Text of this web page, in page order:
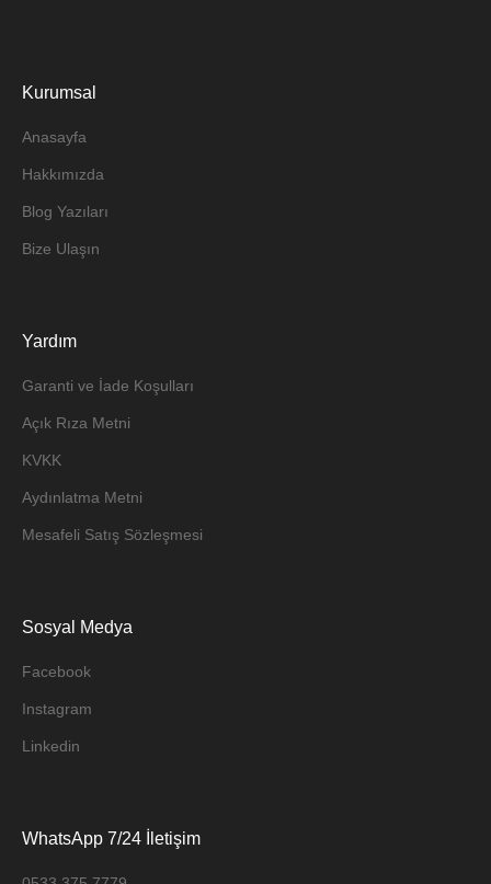
Kurumsal
Anasayfa
Hakkımızda
Blog Yazıları
Bize Ulaşın
Yardım
Garanti ve İade Koşulları
Açık Rıza Metni
KVKK
Aydınlatma Metni
Mesafeli Satış Sözleşmesi
Sosyal Medya
Facebook
Instagram
Linkedin
WhatsApp 7/24 İletişim